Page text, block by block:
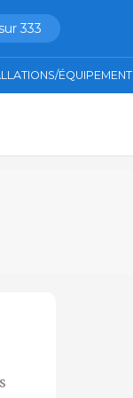
333
ÉQUIPEMENT